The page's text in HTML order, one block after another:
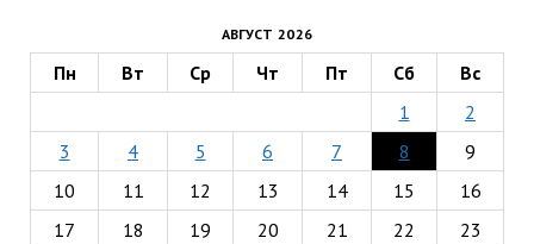
АВГУСТ 2026
Пн Вт Ср Чт Пт Сб
Вс
1
2
3
4 5 6 7 8
9
10
11 12 13 14 15
16
17
18 19 20 21 22
23